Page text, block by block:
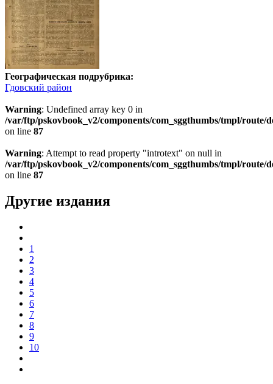
Географическая подрубрика:
Гдовский район
Warning: Undefined array key 0 in
/var/ftp/pskovbook_v2/components/com_sggthumbs/tmpl/route/
on line 87
Warning: Attempt to read property "introtext" on null in
/var/ftp/pskovbook_v2/components/com_sggthumbs/tmpl/route/
on line 87
Другие издания
1
2
3
4
5
6
7
8
9
10